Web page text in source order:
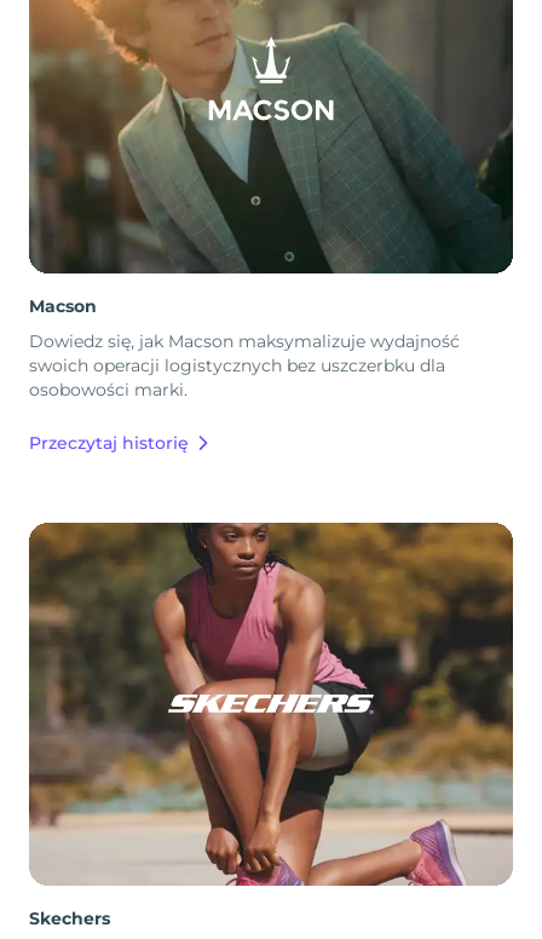
Macson
Dowiedz się, jak Macson maksymalizuje wydajność
swoich operacji logistycznych bez uszczerbku dla
osobowości marki.
Przeczytaj historię
Skechers